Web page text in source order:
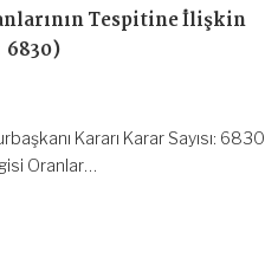
Tespitine İlişkin
6830)
Kararı Karar Sayısı: 6830
Oranlar…